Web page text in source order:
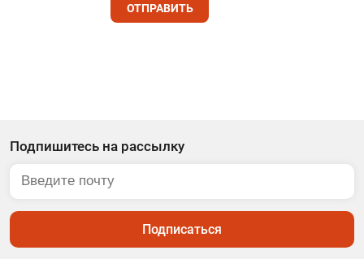
ОТПРАВИТЬ
Подпишитесь на рассылку
Подписаться